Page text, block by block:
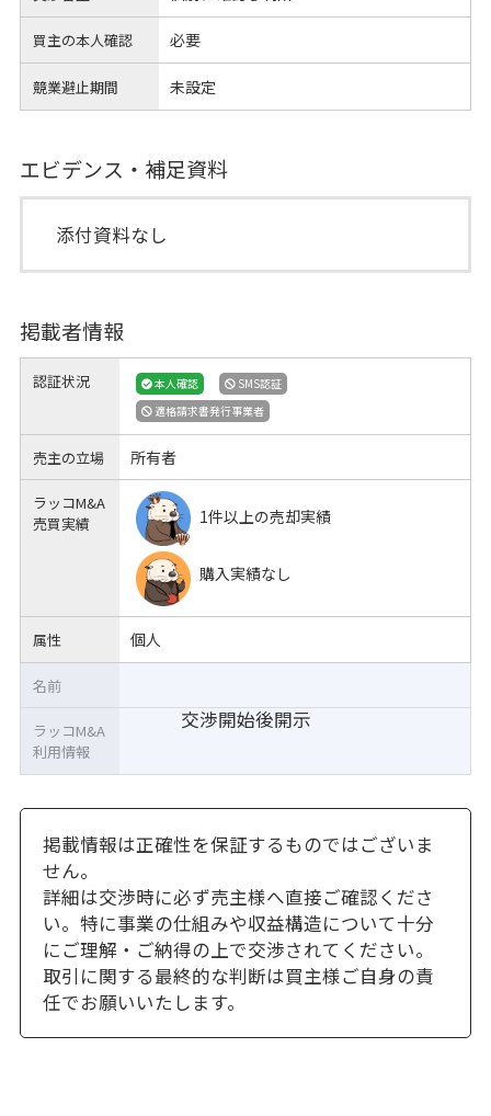
買主の本人確認 必要
競業避止期間 未設定
エビデンス・補足資料
添付資料なし
掲載者情報
認証状況 本人確認
SMS認証
適格請求書発行事業者
売主の立場 所有者
ラッコM&A
売買実績
1件以上の売却実績
購入実績なし
属性 個人
交渉開始後開示
名前
ラッコM&A
利用情報
掲載情報は正確性を保証するものではございま
せん。
詳細は交渉時に必ず売主様へ直接ご確認くださ
い。特に事業の仕組みや収益構造について十分
にご理解・ご納得の上で交渉されてください。
取引に関する最終的な判断は買主様ご自身の責
任でお願いいたします。